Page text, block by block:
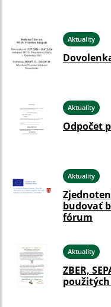
Aktuality
Aktuality
Odpočet
Aktuality
budovať
fórum
Aktuality
ZBER,